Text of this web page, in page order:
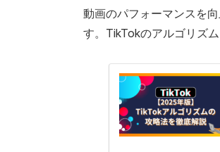
動画のパフォーマンスを
す。TikTokのアルゴリズ